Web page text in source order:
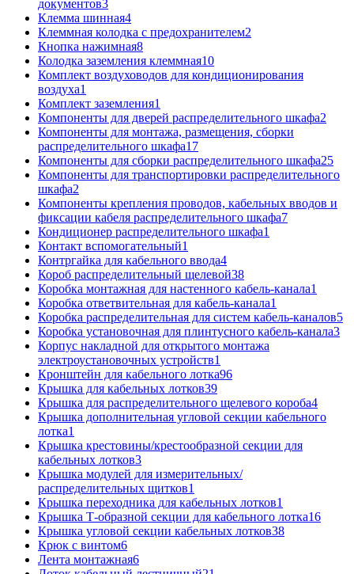
документов3
Клемма шинная4
Клеммная колодка с предохранителем2
Кнопка нажимная8
Колодка заземления клеммная10
Комплект воздуховодов для кондиционирования
воздуха1
Комплект заземления1
Компоненты для дверей распределительного шкафа2
Компоненты для монтажа, размещения, сборки
распределительного шкафа17
Компоненты для сборки распределительного шкафа25
Компоненты для транспортировки распределительного
шкафа2
Компоненты крепления проводов, кабельных вводов и
фиксации кабеля распределительного шкафа7
Кондиционер распределительного шкафа1
Контакт вспомогательный1
Контргайка для кабельного ввода4
Короб распределительный щелевой38
Коробка монтажная для настенного кабель-канала1
Коробка ответвительная для кабель-канала1
Коробка распределительная для систем кабель-каналов5
Коробка установочная для плинтусного кабель-канала3
Корпус накладной для открытого монтажа
электроустановочных устройств1
Кронштейн для кабельного лотка96
Крышка для кабельных лотков39
Крышка для распределительного щелевого короба4
Крышка дополнительная угловой секции кабельного
лотка1
Крышка крестовины/крестообразной секции для
кабельных лотков3
Крышка модулей для измерительных/
распределительных щитков1
Крышка переходника для кабельных лотков1
Крышка Т-образной секции для кабельного лотка16
Крышка угловой секции кабельных лотков38
Крюк с винтом6
Лента монтажная6